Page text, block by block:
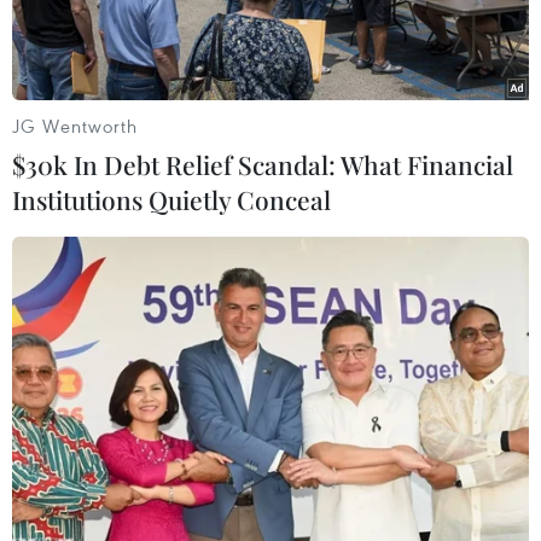
Quang cảnh bên ngoài tòa nhà Quốc hội Anh ở London.
(Nguồn: AFP/TTXVN)
Sau khi Thủ tướng Anh Theresa May tuyên bố
Chính phủ tạm hoãn đưa thỏa thuận Brexit ra bỏ
phiếu theo kế hoạch, Hạ viện Anh vẫn tiếp tục
JG Wentworth
$30k In Debt Relief Scandal: What Financial
Institutions Quietly Conceal